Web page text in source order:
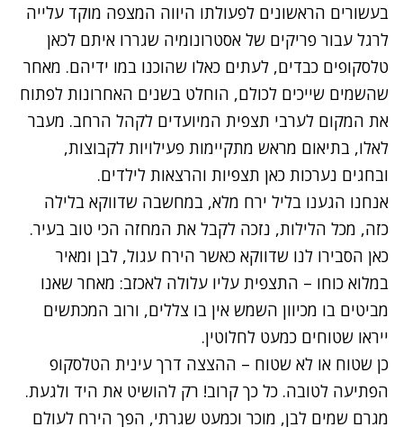
בעשורים הראשונים לפעולתו היווה המצפה מוקד עלייה
לרגל עבור פריקים של אסטרונומיה שגררו איתם לכאן
טלסקופים כבדים, לעתים כאלו שהוכנו במו ידיהם. מאחר
שהשמים שייכים לכולם, הוחלט בשנים האחרונות לפתוח
את המקום לערבי תצפית המיועדים לקהל הרחב. מעבר
לאלו, בתיאום מראש מתקיימות פעילויות לקבוצות,
ובחגים נערכות כאן תצפיות והרצאות לילדים.
אנחנו הגענו בליל ירח מלא, במחשבה שדווקא בלילה
כזה, מכל הלילות, נזכה לקבל את המחזה הכי טוב בעיר.
כאן הסבירו לנו שדווקא כאשר הירח עגול, לבן ומאיר
במלוא כוחו – התצפית עליו עלולה לאכזב: מאחר שאנו
מביטים בו מכיוון השמש אין בו צללים, ורוב המכתשים
ייראו שטוחים כמעט לחלוטין.
כן שטוח או לא שטוח – ההצצה דרך עינית הטלסקופ
הפתיעה לטובה. כל כך קרוב! רק להושיט את היד ולגעת.
מגרם שמים לבן, מוכר וכמעט שגרתי, הפך הירח לעולם